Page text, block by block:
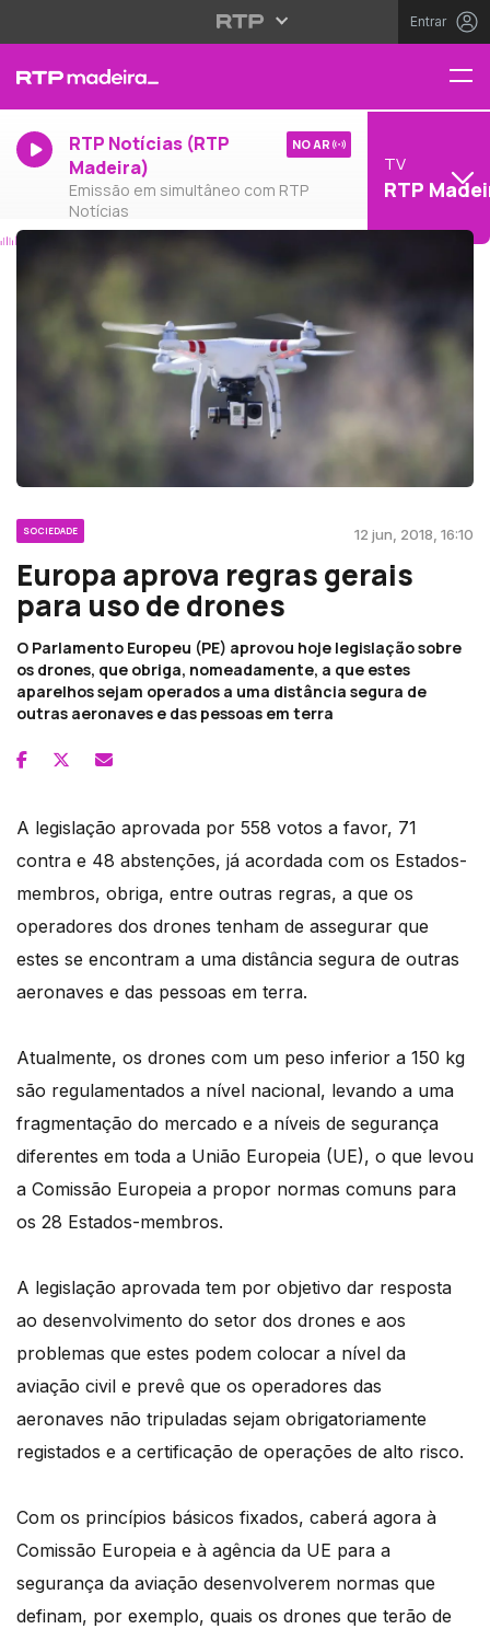
Entrar
RTP Notícias (RTP
Madeira)
Emissão em simultâneo com RTP
Notícias
NO AR
TV
RTP
SOCIEDADE 12 jun, 2018, 16:10
Europa aprova regras gerais
para uso de drones
O Parlamento Europeu (PE) aprovou hoje legislação sobre
os drones, que obriga, nomeadamente, a que estes
aparelhos sejam operados a uma distância segura de
outras aeronaves e das pessoas em terra
A legislação aprovada por 558 votos a favor, 71
contra e 48 abstenções, já acordada com os Estados-
membros, obriga, entre outras regras, a que os
operadores dos drones tenham de assegurar que
estes se encontram a uma distância segura de outras
aeronaves e das pessoas em terra.
Atualmente, os drones com um peso inferior a 150 kg
são regulamentados a nível nacional, levando a uma
fragmentação do mercado e a níveis de segurança
diferentes em toda a União Europeia (UE), o que levou
a Comissão Europeia a propor normas comuns para
os 28 Estados-membros.
A legislação aprovada tem por objetivo dar resposta
ao desenvolvimento do setor dos drones e aos
problemas que estes podem colocar a nível da
aviação civil e prevê que os operadores das
aeronaves não tripuladas sejam obrigatoriamente
registados e a certificação de operações de alto risco.
Com os princípios básicos fixados, caberá agora à
Comissão Europeia e à agência da UE para a
segurança da aviação desenvolverem normas que
definam, por exemplo, quais os drones que terão de